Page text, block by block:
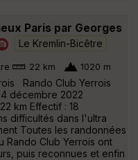
Paris par Georges
Le Kremlin-Bicêtre
22 km 1020 m
Rando Club Yerrois
décembre 2022
km Effectif : 18
difficultés dans l'ultra
Toutes les randonnées
Rando Club Yerrois ont
puis reconnues et enfin